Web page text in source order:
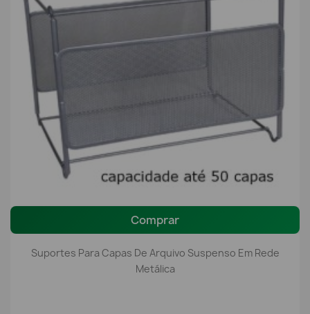
Comprar
Suportes Para Capas De Arquivo Suspenso Em Rede
Metálica